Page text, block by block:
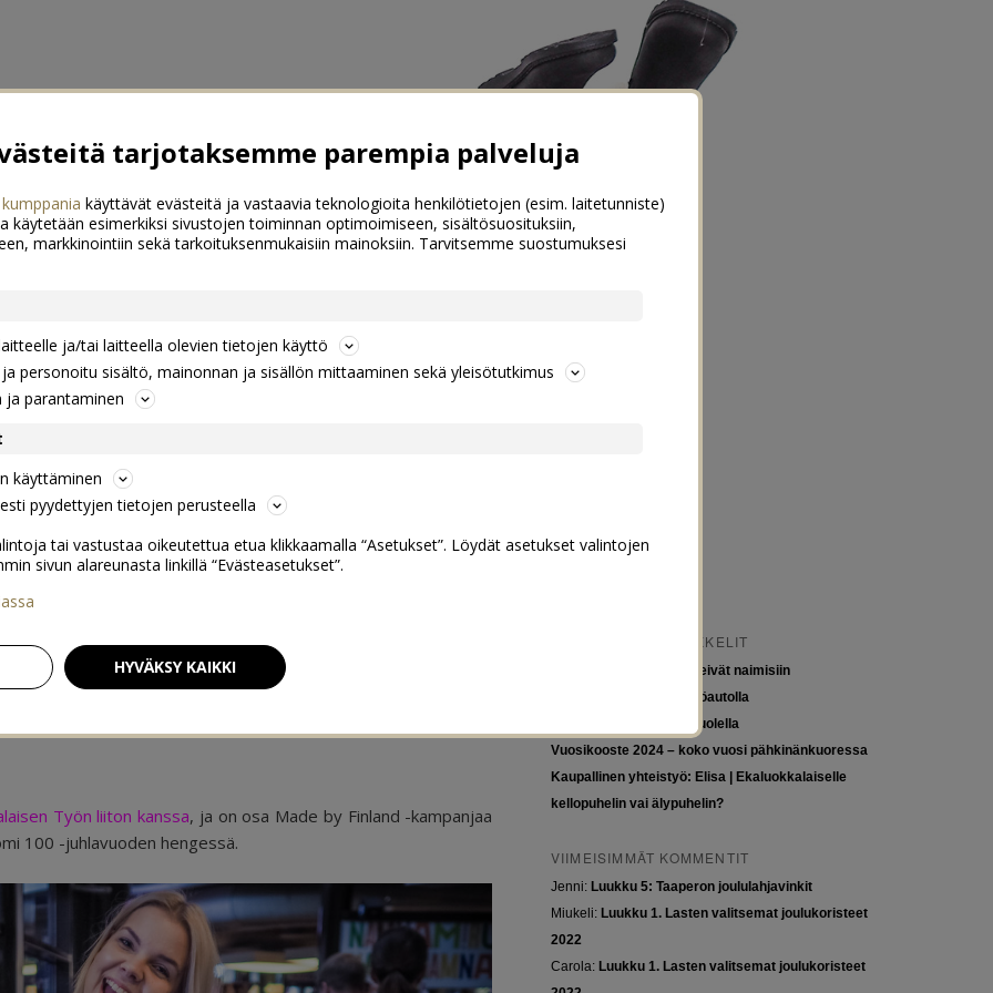
musikaalissa lasten
Työn liiton kanssa, ja on osa Made by Finland -kampanjaa
100 -juhlavuoden hengessä.
VIIMEISIMMÄT ARTIKKELIT
Tytöt kuuluvat kouluun, eivät naimisiin
Euroopan roadtrip sähköautolla
Tyttöjen ja tasa-arvon puolella
Vuosikooste 2024 – koko vuosi pähkinänkuoressa
Kaupallinen yhteistyö: Elisa | Ekaluokkalaiselle
kellopuhelin vai älypuhelin?
VIIMEISIMMÄT KOMMENTIT
Jenni: Luukku 5: Taaperon joululahjavinkit
Miukeli: Luukku 1. Lasten valitsemat joulukoristeet
2022
Carola: Luukku 1. Lasten valitsemat joulukoristeet
tarjotaksemme parempia palveluja
käyttävät evästeitä ja vastaavia teknologioita henkilötietojen (esim. laitetunniste)
käytetään esimerkiksi sivustojen toiminnan optimoimiseen, sisältösuosituksiin,
markkinointiin sekä tarkoituksenmukaisiin mainoksiin. Tarvitsemme suostumuksesi
ja/tai laitteella olevien tietojen käyttö
personoitu sisältö, mainonnan ja sisällön mittaaminen sekä yleisötutkimus
ja parantaminen
käyttäminen
pyydettyjen tietojen perusteella
tai vastustaa oikeutettua etua klikkaamalla “Asetukset”. Löydät asetukset valintojen
sivun alareunasta linkillä “Evästeasetukset”.
HYVÄKSY KAIKKI